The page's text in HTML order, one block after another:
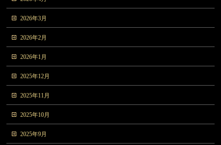
2026年3月
2026年2月
2026年1月
2025年12月
2025年11月
2025年10月
2025年9月